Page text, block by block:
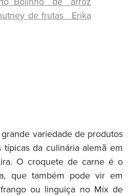
variedade de produtos
típicas da culinária alemã em
O croquete de carne é o
que também pode vir em
ou linguiça no Mix de